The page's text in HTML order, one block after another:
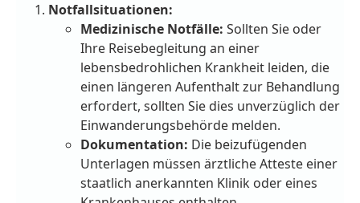
Notfallsituationen:
Medizinische Notfälle: Sollten Sie oder
Ihre Reisebegleitung an einer
lebensbedrohlichen Krankheit leiden, die
einen längeren Aufenthalt zur Behandlung
erfordert, sollten Sie dies unverzüglich der
Einwanderungsbehörde melden.
Dokumentation: Die beizufügenden
Unterlagen müssen ärztliche Atteste einer
staatlich anerkannten Klinik oder eines